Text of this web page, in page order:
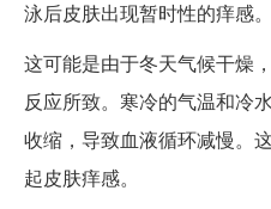
泳后皮肤出现暂时性的痒感。
这可能是由于冬天气候干燥
反应所致。寒冷的气温和冷
收缩，导致血液循环减慢。
起皮肤痒感。